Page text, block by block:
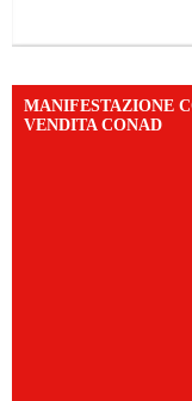
MANIFESTAZIONE
VENDITA CONAD